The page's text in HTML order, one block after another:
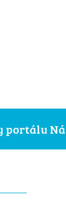
portálu